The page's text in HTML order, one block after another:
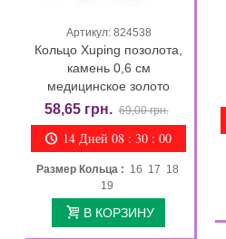
Артикул: 824538
Кольцо Xuping позолота,
камень 0,6 см
медицинское золото
58,65 грн. 69,00 грн.
14 Дней 08 : 29 : 58
Размер Кольца : 16 17 18
19
В КОРЗИНУ